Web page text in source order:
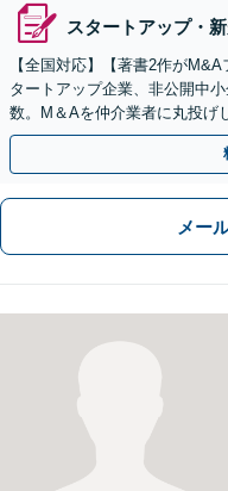
スタートアップ・
【全国対応】【著書2作が
タートアップ企業、非公開中
数。M＆Aを仲介業者に丸投げ
や契約書作成・交渉はお任せ
メー